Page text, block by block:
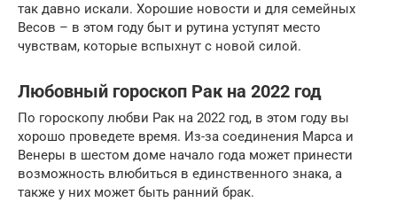
так давно искали. Хорошие новости и для семейных
Весов – в этом году быт и рутина уступят место
чувствам, которые вспыхнут с новой силой.
Любовный гороскоп Рак на 2022 год
По гороскопу любви Рак на 2022 год, в этом году вы
хорошо проведете время. Из-за соединения Марса и
Венеры в шестом доме начало года может принести
возможность влюбиться в единственного знака, а
также у них может быть ранний брак.